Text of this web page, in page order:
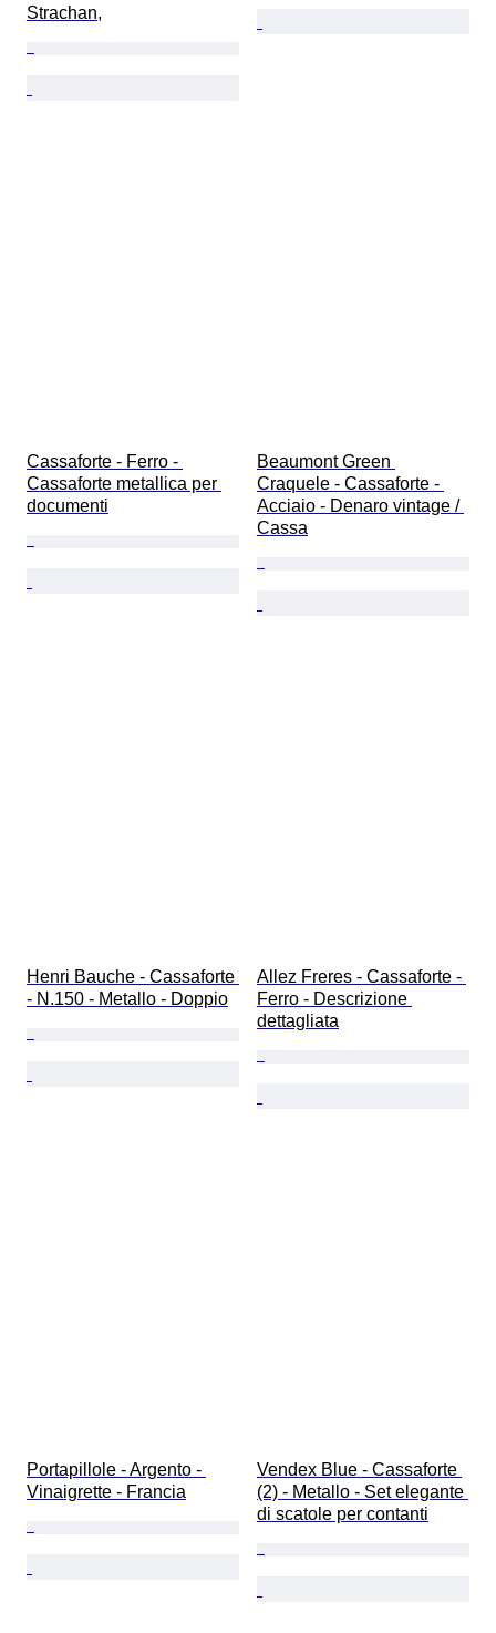
Strachan,
Cassaforte - Ferro -
Cassaforte metallica per
documenti
Beaumont Green
Craquele - Cassaforte -
Acciaio - Denaro vintage /
Cassa
Henri Bauche - Cassaforte
- N.150 - Metallo - Doppio
Allez Freres - Cassaforte -
Ferro - Descrizione
dettagliata
Portapillole - Argento -
Vinaigrette - Francia
Vendex Blue - Cassaforte
(2) - Metallo - Set elegante
di scatole per contanti